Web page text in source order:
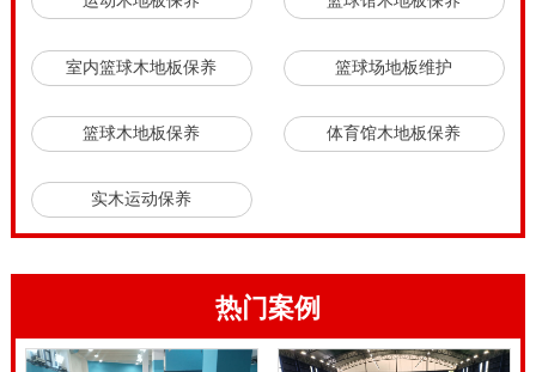
室内篮球木地板保养 篮球场地板维护
篮球木地板保养 体育馆木地板保养
实木运动保养
热门案例